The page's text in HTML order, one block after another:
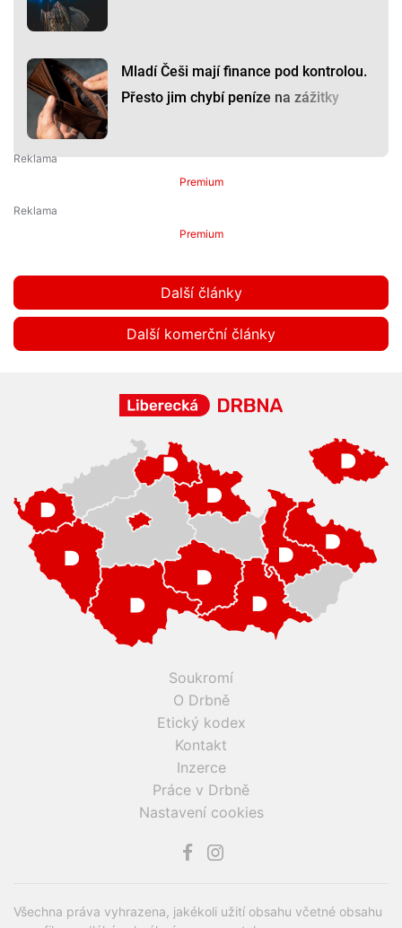
Mladí Češi mají finance pod kontrolou.
Přesto jim chybí peníze na zážitky
Premium
Premium
Další články
Další komerční články
Soukromí
O Drbně
Etický kodex
Kontakt
Inzerce
Práce v Drbně
Nastavení cookies
Všechna práva vyhrazena, jakékoli užití obsahu včetné obsahu